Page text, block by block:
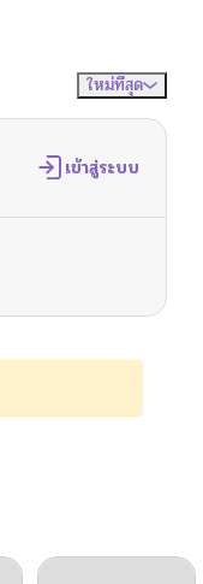
06/20/2026
06/20/2026
06/20/2026
06/20/2026
ใหม่ที่สุด
เข้าสู่ระบบ